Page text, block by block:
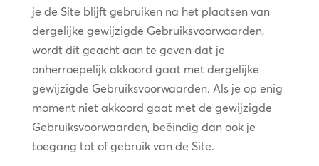
je de Site blijft gebruiken na het plaatsen van
dergelijke gewijzigde Gebruiksvoorwaarden,
wordt dit geacht aan te geven dat je
onherroepelijk akkoord gaat met dergelijke
gewijzigde Gebruiksvoorwaarden. Als je op enig
moment niet akkoord gaat met de gewijzigde
Gebruiksvoorwaarden, beëindig dan ook je
toegang tot of gebruik van de Site.